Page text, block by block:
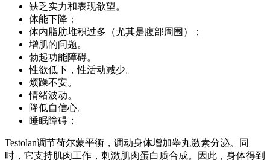
缺乏实力和表现欲望。
体能下降；
体内脂肪堆积过多（尤其是腹部周围）；
增肌的问题。
勃起功能障碍。
性欲低下，性活动减少。
烦躁不安。
情绪波动。
降低自信心。
睡眠障碍；
Testolan调节荷尔蒙平衡，调动身体增加睾丸激素分泌。同
时，它支持肌肉工作，刺激肌肉蛋白质合成。因此，身体得到